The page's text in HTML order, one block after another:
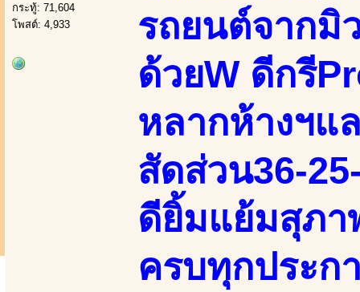
กระทู้: 71,604
โพสต์: 4,933
รถยนต์จากมิ
ด้วยW ดีกรี
หลากห้างฯแ
สัดส่วน36-
ดียิ้มแย้มสุภา
ครบทุกประก